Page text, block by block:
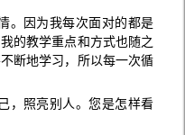
。因为我每次面对的都是
的教学重点和方式也随之
断地学习，所以每一次循
，照亮别人。您是怎样看